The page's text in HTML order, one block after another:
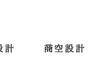
計 商空設計